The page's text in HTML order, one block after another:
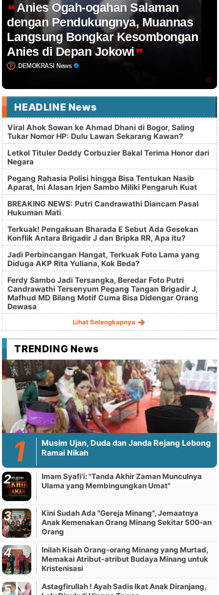
Anies Ogah-ogahan Salaman
dengan Pendukungnya, Muannas
Langsung Bongkar Kesombongan
Anies di Depan Jokowi
DEMOKRASI News
HEADLINE News
Viral Ahok Sowan ke Ahmad Dhani di Bogor, Saling
Tukar Nomor HP: Dulu Lawan Sekarang Kawan?
Letkol Tituler Deddy Corbuzier Bakal Terima Honor dari
Negara
Pegang Rahasia Polisi hingga Bisa Tentukan Nasib
Aparat, Ini Alasan Irjen Sambo Miliki Pengaruh Kuat
BREAKING NEWS: Putri Candrawathi Diancam Pasal
Hukuman Mati
Terkuak! Pengakuan Bharada E Sebut Ada Gesekan
Konflik Antara Brigadir J dan Bripka RR, Apa itu?
Jadi Perbincangan Hangat, Terkuak Foto Lama yang
Diduga AKP Rita Yuliana, Kok Beda?
Ferdy Sambo Jadi Tersangka, Beredar Foto Putri
Candrawathi Tersenyum Pegang Tangan Brigadir J,
Mafhud MD Bilang Motif Cuma Bisa Didengar Orang
Dewasa
Lihat Selengkapnya
TRENDING News
Musim Ujan, Duda dan Janda Rejang Lebong
Ramai Nikah
Imam Syafi'i: "Tanda Akhir Zaman Munculnya
Ulama yang Membingungkan Umat"
Kini Sudah Ada "Gereja Minang", Jemaatnya
Anak Kemenakan Orang Minang Sekitar 500-an
Orang
Inilah Kisah Orang-orang Minang yang Murtad,
Memakai Atribut-atribut Budaya Minang untuk
Kristenisasi
Astagfirullah ! Ayah Sadis Ikat Anak Diranjang,